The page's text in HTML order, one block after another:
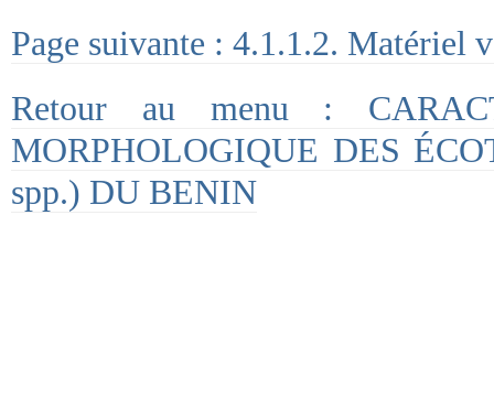
Page suivante : 4.1.1.2. Matériel
Retour au menu :
MORPHOLOGIQUE DES
spp.) DU BENIN